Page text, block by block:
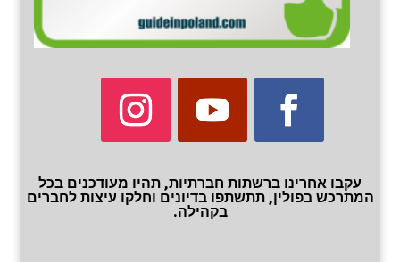
עקבו אחרינו ברשתות חברתיות, תהיו מעודכנים בכל
המתרכש בפולין, תתשתפו בדיונים וחלקו עיצות לחברים
בקהילה.